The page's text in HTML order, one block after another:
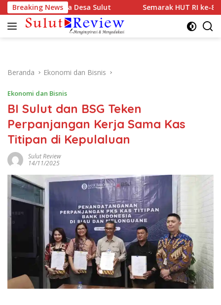
Langsung
ke
konten
Breaking News
Srikandi Jaga Desa Sulut Semarak HUT RI ke-81,
Beranda Ekonomi dan Bisnis
Ekonomi dan Bisnis
BI Sulut dan BSG Teken
Perpanjangan Kerja Sama Kas
Titipan di Kepulaluan
Sulut Review
14/11/2025